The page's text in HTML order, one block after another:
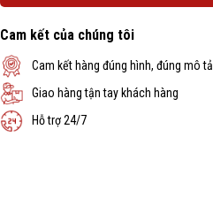
Cam kết của chúng tôi
Cam kết hàng đúng hình, đúng mô tả
Giao hàng tận tay khách hàng
Hỗ trợ 24/7